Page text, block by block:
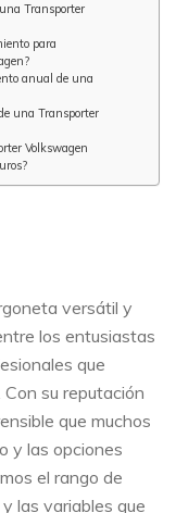
Transporter
para
anual de una
una Transporter
Volkswagen
versátil y
los entusiastas
que
su reputación
que muchos
y las opciones
el rango de
las variables que